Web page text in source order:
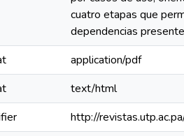
cuatro etapas que
dependencias
application/pdf
text/html
http://